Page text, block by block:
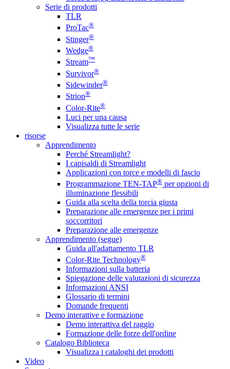
Serie di prodotti
TLR
ProTac®
Stinger®
Wedge®
Stream™
Survivor®
Sidewinder®
Strion®
Color-Rite®
Luci per una causa
Visualizza tutte le serie
risorse
Apprendimento
Perché Streamlight?
I capisaldi di Streamlight
Applicazioni con torce e modelli di fascio
Programmazione TEN-TAP® per opzioni di
illuminazione flessibili
Guida alla scelta della torcia giusta
Preparazione alle emergenze per i primi
soccorritori
Preparazione alle emergenze
Apprendimento (segue)
Guida all'adattamento TLR
Color-Rite Technology®
Informazioni sulla batteria
Spiegazione delle valutazioni di sicurezza
Informazioni ANSI
Glossario di termini
Domande frequenti
Demo interattive e formazione
Demo interattiva del raggio
Formazione delle forze dell'ordine
Catalogo Biblioteca
Visualizza i cataloghi dei prodotti
Video